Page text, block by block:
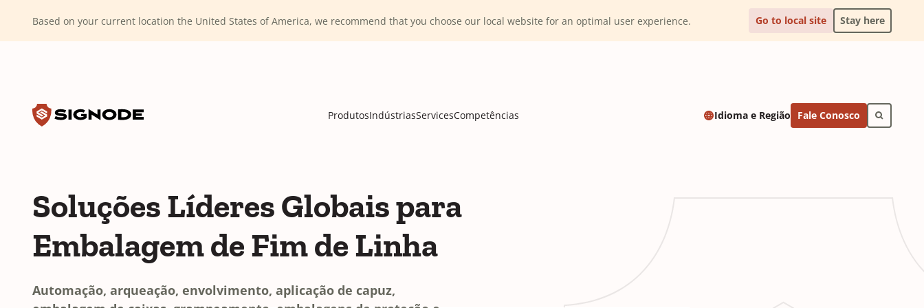
Based on your current location the United States of America, we recommend that you choose our local website for an optimal user experience. Go to local site Stay here
ProdutosIndústriasServicesCompetências Idioma e Região Fale Conosco
Soluções Líderes Globais para
Embalagem de Fim de Linha
Automação, arqueação, envolvimento, aplicação de capuz,